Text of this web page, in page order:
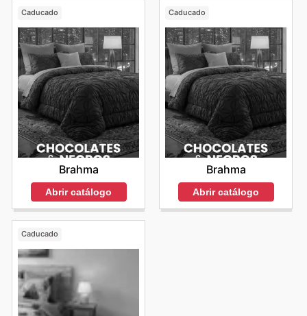
Caducado
Brahma
Abrir catálogo
Caducado
Brahma
Abrir catálogo
Caducado